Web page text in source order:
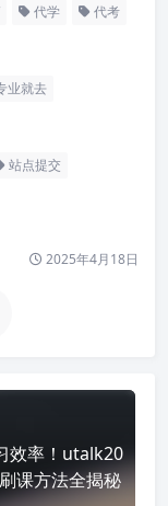
代学 代考
业就去
站点提交
2025年4月18日
效率！utalk20
课方法全揭秘